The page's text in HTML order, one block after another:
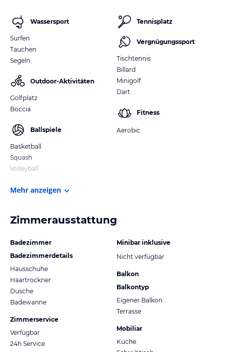
Wassersport
Surfen
Tauchen
Segeln
Outdoor-Aktivitäten
Golfplatz
Boccia
Ballspiele
Basketball
Squash
Volleyball
Tennisplatz
Vergnügungssport
Tischtennis
Billard
Minigolf
Dart
Fitness
Aerobic
Mehr anzeigen
Zimmerausstattung
Badezimmer
Badezimmerdetails
Hausschuhe
Haartrockner
Dusche
Badewanne
Zimmerservice
Verfügbar
24h Service
Minibar inklusive
Nicht verfügbar
Balkon
Balkontyp
Eigener Balkon
Terrasse
Mobiliar
Küche